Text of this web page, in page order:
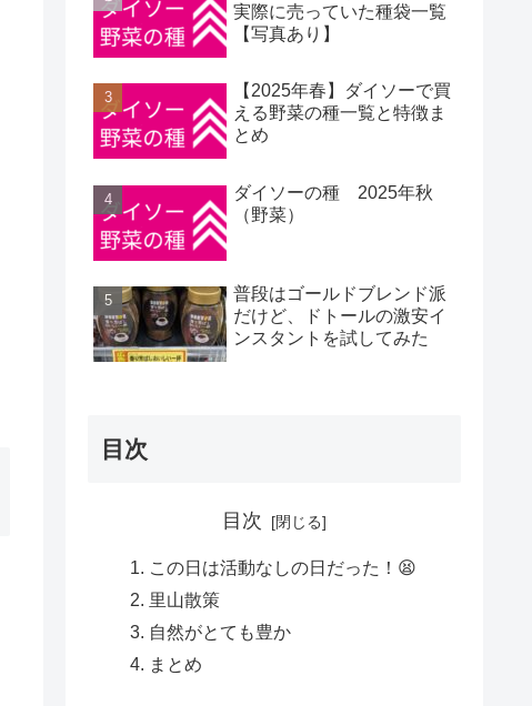
実際に売っていた種袋一覧
【写真あり】
【2025年春】ダイソーで買
える野菜の種一覧と特徴ま
とめ
ダイソーの種 2025年秋
（野菜）
普段はゴールドブレンド派
だけど、ドトールの激安イ
ンスタントを試してみた
目次
目次
この日は活動なしの日だった！😫
里山散策
自然がとても豊か
まとめ